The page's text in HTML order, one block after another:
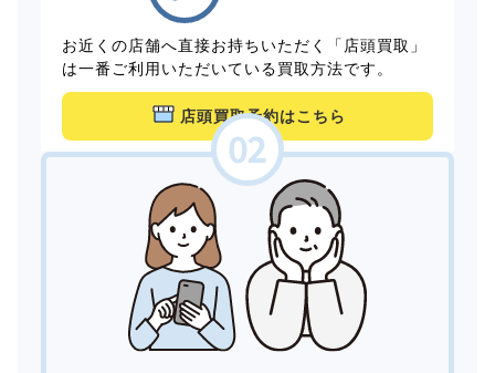
お近くの店舗へ直接お持ちいただく「店頭買取」
は一番ご利用いただいている買取方法です。
店頭買取予約はこちら